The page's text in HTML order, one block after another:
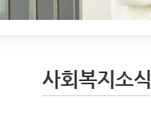
사회복지소식